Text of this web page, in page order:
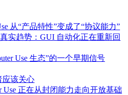
从“产品特性”变成了“协议能力”
实趋势：GUI 自动化正在重新回
Use 生态”的一个早期信号
应该关心
Use 正在从封闭能力走向开放基础